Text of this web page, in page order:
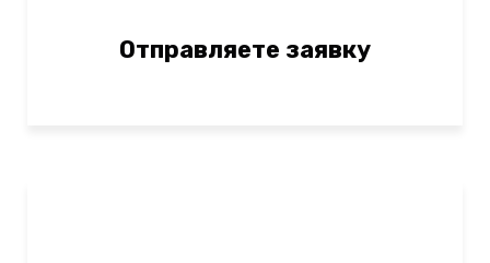
Отправляете заявку